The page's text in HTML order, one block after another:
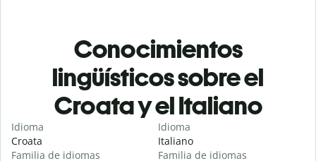
Conocimientos
lingüísticos sobre el
Croata y el Italiano
Idioma
Croata
Familia de idiomas
Idioma
Italiano
Familia de idiomas